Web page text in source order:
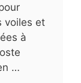
voiles et
à
…